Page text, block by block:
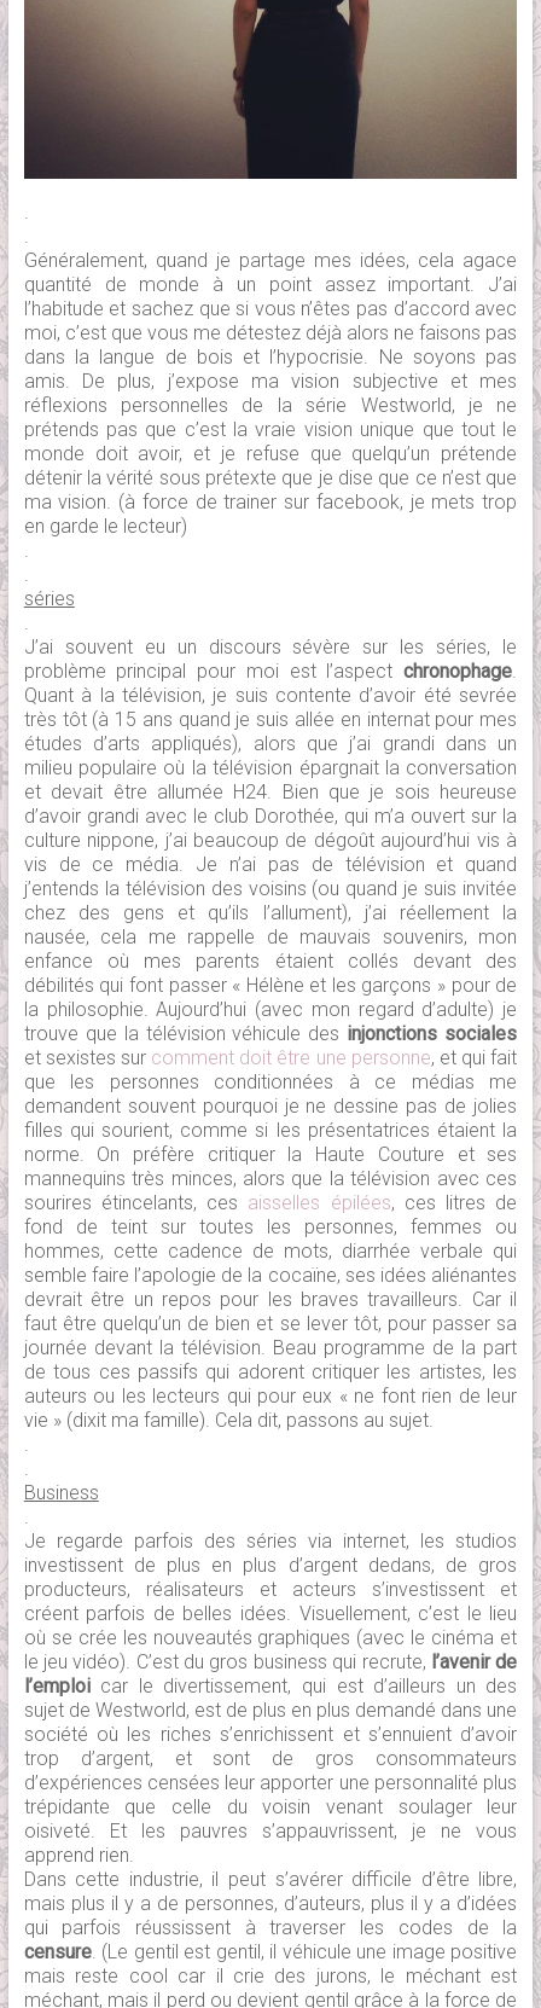
Généralement, quand je partage mes idées, cela agace
quantité de monde à un point assez important. J’ai
l’habitude et sachez que si vous n’êtes pas d’accord avec
moi, c’est que vous me détestez déjà alors ne faisons pas
dans la langue de bois et l’hypocrisie. Ne soyons pas
amis. De plus, j’expose ma vision subjective et mes
réflexions personnelles de la série Westworld, je ne
prétends pas que c’est la vraie vision unique que tout le
monde doit avoir, et je refuse que quelqu’un prétende
détenir la vérité sous prétexte que je dise que ce n’est que
ma vision. (à force de trainer sur facebook, je mets trop
en garde le lecteur)
séries
J’ai souvent eu un discours sévère sur les séries, le
problème principal pour moi est l’aspectchronophage
Quant à la télévision, je suis contente d’avoir été sevrée
très tôt (à 15 ans quand je suis allée en internat pour mes
études d’arts appliqués), alors que j’ai grandi dans un
milieu populaire où la télévision épargnait la conversation
et devait être allumée H24. Bien que je sois heureuse
d’avoir grandi avec le club Dorothée, qui m’a ouvert sur la
culture nippone, j’ai beaucoup de dégoût aujourd’hui vis à
vis de ce média. Je n’ai pas de télévision et quand
j’entends la télévision des voisins (ou quand je suis invitée
chez des gens et qu’ils l’allument), j’ai réellement la
nausée, cela me rappelle de mauvais souvenirs, mon
enfance où mes parents étaient collés devant des
débilités qui font passer « Hélène et les garçons » pour de
la philosophie. Aujourd’hui (avec mon regard d’adulte) je
trouve que la télévision véhicule des injonctions sociales
et sexistes sur comment doit être une personne, et qui fait
que les personnes conditionnées à ce médias me
demandent souvent pourquoi je ne dessine pas de jolies
filles qui sourient, comme si les présentatrices étaient la
norme. On préfère critiquer la Haute Couture et ses
mannequins très minces, alors que la télévision avec ces
sourires étincelants, ces aisselles épilées, ces litres de
fond de teint sur toutes les personnes, femmes ou
hommes, cette cadence de mots, diarrhée verbale qui
semble faire l’apologie de la cocaïne, ses idées aliénantes
devrait être un repos pour les braves travailleurs. Car il
faut être quelqu’un de bien et se lever tôt, pour passer sa
journée devant la télévision. Beau programme de la part
de tous ces passifs qui adorent critiquer les artistes, les
auteurs ou les lecteurs qui pour eux « ne font rien de leur
vie » (dixit ma famille). Cela dit, passons au sujet.
Business
Je regarde parfois des séries via internet, les studios
investissent de plus en plus d’argent dedans, de gros
producteurs, réalisateurs et acteurs s’investissent et
créent parfois de belles idées. Visuellement, c’est le lieu
où se crée les nouveautés graphiques (avec le cinéma et
le jeu vidéo). C’est du gros business qui recrute, l’avenir de
l’emploicar le divertissement, qui est d’ailleurs un des
sujet de Westworld, est de plus en plus demandé dans une
société où les riches s’enrichissent et s’ennuient d’avoir
trop d’argent, et sont de gros consommateurs
d’expériences censées leur apporter une personnalité plus
trépidante que celle du voisin venant soulager leur
oisiveté. Et les pauvres s’appauvrissent, je ne vous
apprend rien.
Dans cette industrie, il peut s’avérer difficile d’être libre,
mais plus il y a de personnes, d’auteurs, plus il y a d’idées
qui parfois réussissent à traverser les codes de la
censure. (Le gentil est gentil, il véhicule une image positive
mais reste cool car il crie des jurons, le méchant est
méchant, mais il perd ou devient gentil grâce à la force de